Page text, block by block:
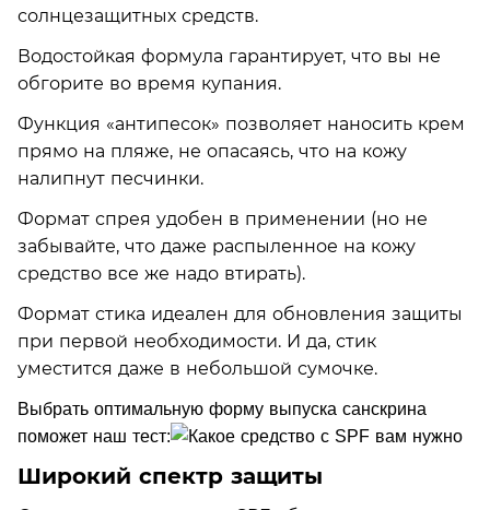
солнцезащитных средств.
Водостойкая формула гарантирует, что вы не
обгорите во время купания.
Функция «антипесок» позволяет наносить крем
прямо на пляже, не опасаясь, что на кожу
налипнут песчинки.
Формат спрея удобен в применении (но не
забывайте, что даже распыленное на кожу
средство все же надо втирать).
Формат стика идеален для обновления защиты
при первой необходимости. И да, стик
уместится даже в небольшой сумочке.
Выбрать оптимальную форму выпуска санскрина
поможет наш тест:
Широкий спектр защиты